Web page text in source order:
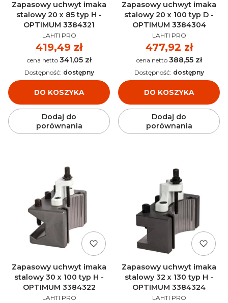
Zapasowy uchwyt imaka
stalowy 20 x 85 typ H -
OPTIMUM 3384321
PRODUCENT
LAHTI PRO
Cena
419,49 zł
Cena 341,05 zł
DO KOSZYKA
Dostępność: dostępny
Dodaj do
porównania
Zapasowy uchwyt imaka
stalowy 20 x 100 typ D -
OPTIMUM 3384304
PRODUCENT
LAHTI PRO
Cena
477,92 zł
Cena 388,55 zł
DO KOSZYKA
Dostępność: dostępny
Dodaj do
porównania
Zapasowy uchwyt imaka
stalowy 30 x 100 typ H -
OPTIMUM 3384322
PRODUCENT
LAHTI PRO
Zapasowy uchwyt imaka
stalowy 32 x 130 typ H -
OPTIMUM 3384324
PRODUCENT
LAHTI PRO